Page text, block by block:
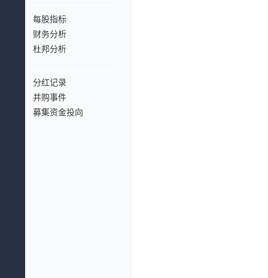
每股指标
财务分析
杜邦分析
分红记录
并购事件
募集资金投向